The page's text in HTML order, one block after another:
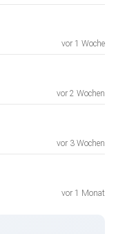
vor 1 Woche
vor 2 Wochen
vor 3 Wochen
vor 1 Monat